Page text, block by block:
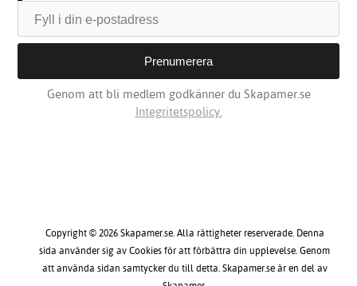
Genom att bli medlem godkänner du Skapamer.se
Integritetspolicy.
Copyright © 2026 Skapamer.se. Alla rättigheter reserverade. Denna
sida använder sig av Cookies för att förbättra din upplevelse. Genom
att använda sidan samtycker du till detta. Skapamer.se är en del av